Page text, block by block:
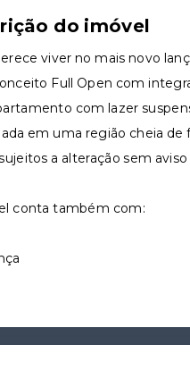
do imóvel
viver no mais novo
Full Open com
com lazer
em uma região cheia de
a alteração sem aviso
conta também com: